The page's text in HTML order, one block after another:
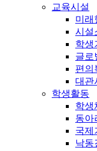
교육시설
미래
시설
학생
글로
편의
대관
학생활동
학생
동아
국제
낙동